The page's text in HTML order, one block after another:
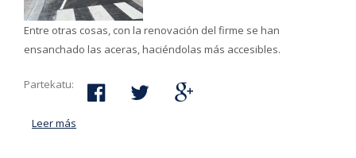
Entre otras cosas, con la renovación del firme se han
ensanchado las aceras, haciéndolas más accesibles.
Partekatu:
Leer más